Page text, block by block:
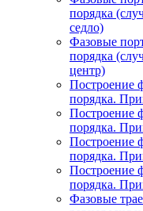
порядка
седло)
Фазовые
порядка
центр)
Построение
порядка.
Построение
порядка.
Построение
порядка.
Построение
порядка.
Фазовые